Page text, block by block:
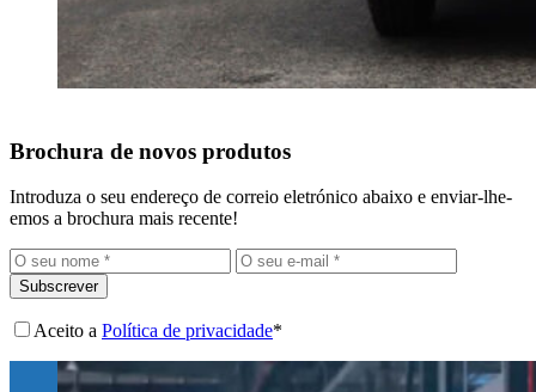
Brochura de novos produtos
Introduza o seu endereço de correio eletrónico abaixo e enviar-lhe-
emos a brochura mais recente!
Subscrever
Aceito a Política de privacidade*